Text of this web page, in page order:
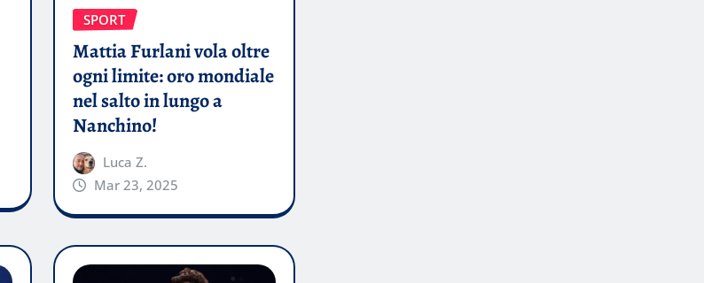
SPORT
Mattia Furlani vola oltre
ogni limite: oro mondiale
nel salto in lungo a
Nanchino!
Luca Z.
Mar 23, 2025